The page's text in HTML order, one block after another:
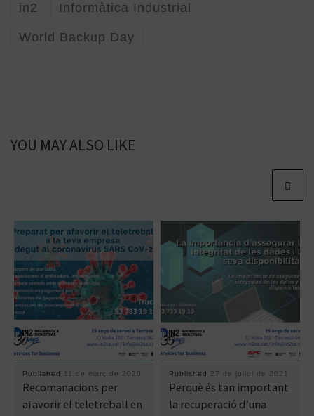
in2 Informàtica Industrial
World Backup Day
YOU MAY ALSO LIKE
Published 11 de març de 2020
Recomanacions per
afavorir el teletreball en
Published 27 de juliol de 2021
Perquè és tan important
la recuperació d’una